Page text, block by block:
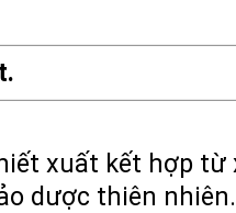
xuất kết hợp từ
dược thiên nhiên.